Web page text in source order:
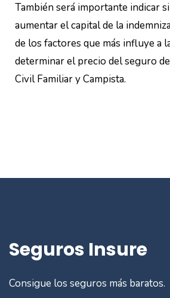
También será importante indicar
aumentar el capital de la
de los factores que más influye a
determinar el precio del seguro
Civil Familiar y Campista.
Seguros Insure
Consigue los seguros más baratos.